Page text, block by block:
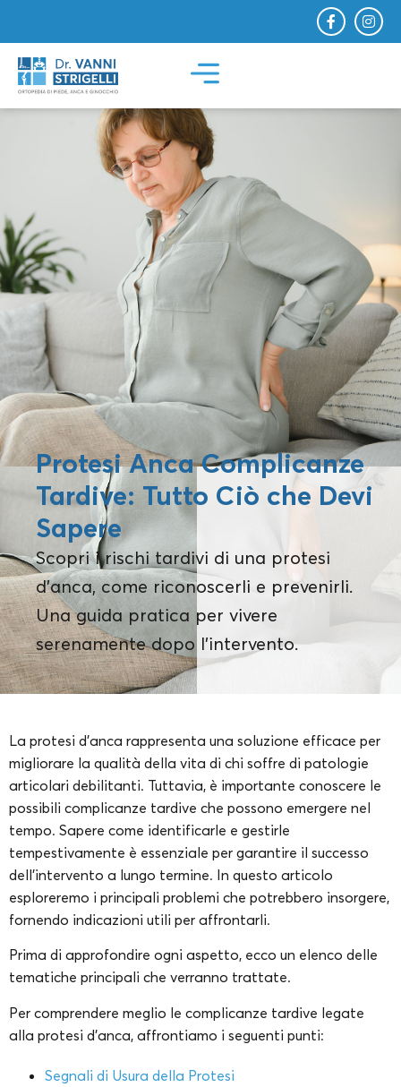
Protesi Anca Complicanze
Tardive: Tutto Ciò che Devi
Sapere
Scopri i rischi tardivi di una protesi
d'anca, come riconoscerli e prevenirli.
Una guida pratica per vivere
serenamente dopo l'intervento.
La protesi d’anca rappresenta una soluzione efficace per
migliorare la qualità della vita di chi soffre di patologie
articolari debilitanti. Tuttavia, è importante conoscere le
possibili complicanze tardive che possono emergere nel
tempo. Sapere come identificarle e gestirle
tempestivamente è essenziale per garantire il successo
dell’intervento a lungo termine. In questo articolo
esploreremo i principali problemi che potrebbero insorgere,
fornendo indicazioni utili per affrontarli.
Prima di approfondire ogni aspetto, ecco un elenco delle
tematiche principali che verranno trattate.
Per comprendere meglio le complicanze tardive legate
alla protesi d’anca, affrontiamo i seguenti punti:
Segnali di Usura della Protesi